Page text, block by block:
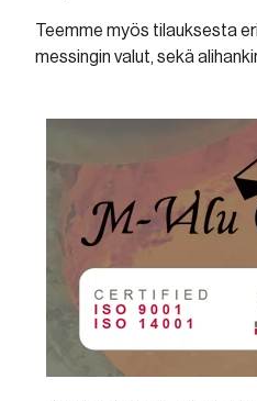
Teemme myös tilauksesta
messingin valut, sekä